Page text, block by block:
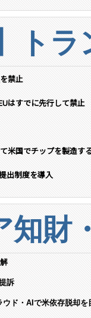
ト
禁止
はすでに先行して禁止
米国でチップを製造す
出制度を導入
知財
提訴
ド・AIで米依存脱却を